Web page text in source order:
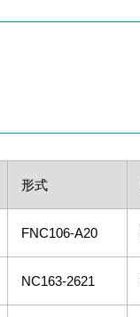
形式
FNC106-A20
NC163-2621